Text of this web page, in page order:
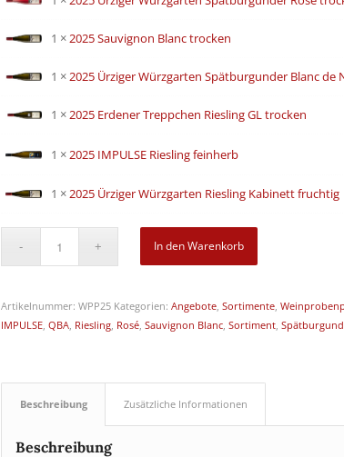
1 ×2025 Sauvignon Blanc trocken
1 ×2025 Ürziger Würzgarten Spätburgunder Blanc
1 ×2025 Erdener Treppchen Riesling GL trocken
1 × 2025 IMPULSE Riesling feinherb
1 ×2025 Ürziger Würzgarten Riesling Kabinett fruchtig
In den Warenkorb
Artikelnummer:WPP25 Kategorien:Angebote,Sortimente,
IMPULSE,QBA, Riesling, Rosé,Sauvignon Blanc,Sortiment,
Beschreibung Zusätzliche Informationen
Beschreibung